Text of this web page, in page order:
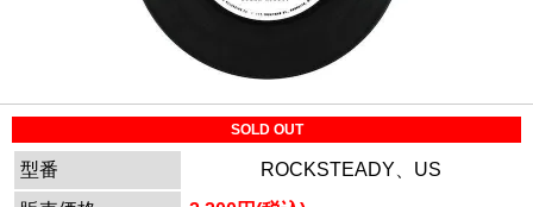
SOLD OUT
型番
ROCKSTEADY、US